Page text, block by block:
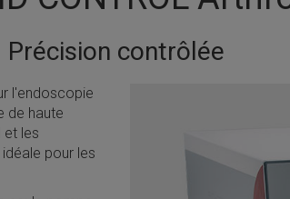
Précision contrôlée
l'endoscopie
de haute
et les
pour les